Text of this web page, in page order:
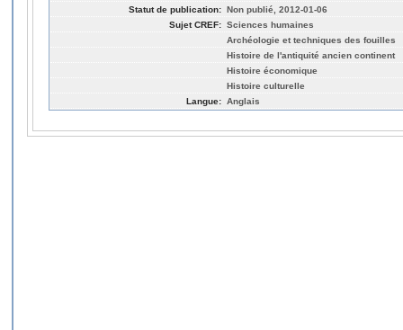
Statut de publication: Non publié, 2012-01-06
Sujet CREF: Sciences humaines
Archéologie et techniques des fouilles
Histoire de l'antiquité ancien continent
Histoire économique
Histoire culturelle
Langue: Anglais